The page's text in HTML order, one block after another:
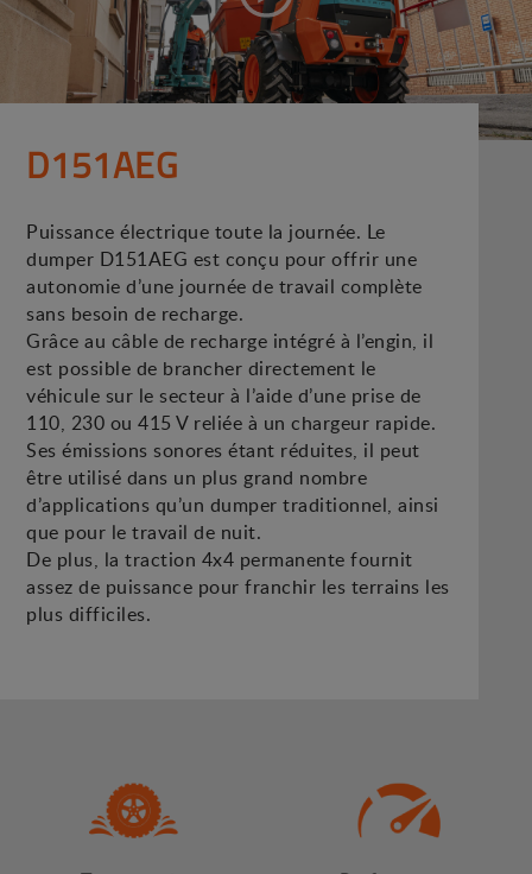
D151AEG
Puissance électrique toute la journée. Le
dumper D151AEG est conçu pour offrir une
autonomie d’une journée de travail complète
sans besoin de recharge.
Grâce au câble de recharge intégré à l’engin, il
est possible de brancher directement le
véhicule sur le secteur à l’aide d’une prise de
110, 230 ou 415 V reliée à un chargeur rapide.
Ses émissions sonores étant réduites, il peut
être utilisé dans un plus grand nombre
d’applications qu’un dumper traditionnel, ainsi
que pour le travail de nuit.
De plus, la traction 4x4 permanente fournit
assez de puissance pour franchir les terrains les
plus difficiles.